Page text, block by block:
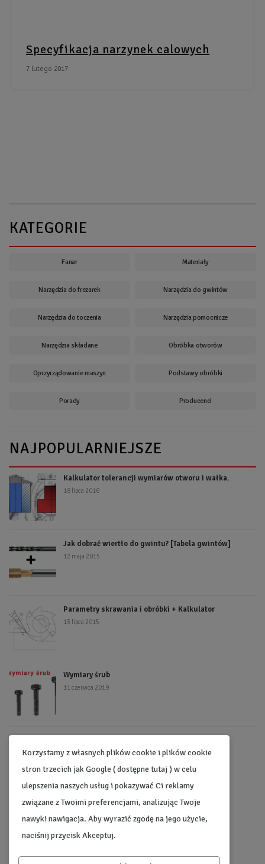
Specyfikacja narzynek calowych
7 lutego 2017
KATEGORIE
Fanar Materiały
Narzędzia do frezarek Narzędzia do gwintów
Narzędzia do toczenia Narzędzia pomocnicze
Narzędzia składane Obróbka otworów
Oprzyrządowanie maszyn Podstawy obróbki
Porady Producenci
NAJPOPULARNIEJSZE
Kalkulator tolerancji wymiarów otworu i wałka.
18 lipca 2016
Jak dobrać wiertło do gwintu? [Tabela gwintów]
12 maja 2015
Parametry skrawania i obróbki + Kalkulator
13 lipca 2015
Wymiary śrub
11 czerwca 2019
24 stycznia 2019
Korzystamy z własnych plików cookie i plików cookie
stron trzecich jak Google ( dostępne tutaj ) w celu
ulepszenia naszych usług i pokazywać Ci reklamy
związane z Twoimi preferencjami, analizując Twoje
nawyki nawigacja. Aby wyrazić zgodę na jego użycie,
naciśnij przycisk Akceptuj.